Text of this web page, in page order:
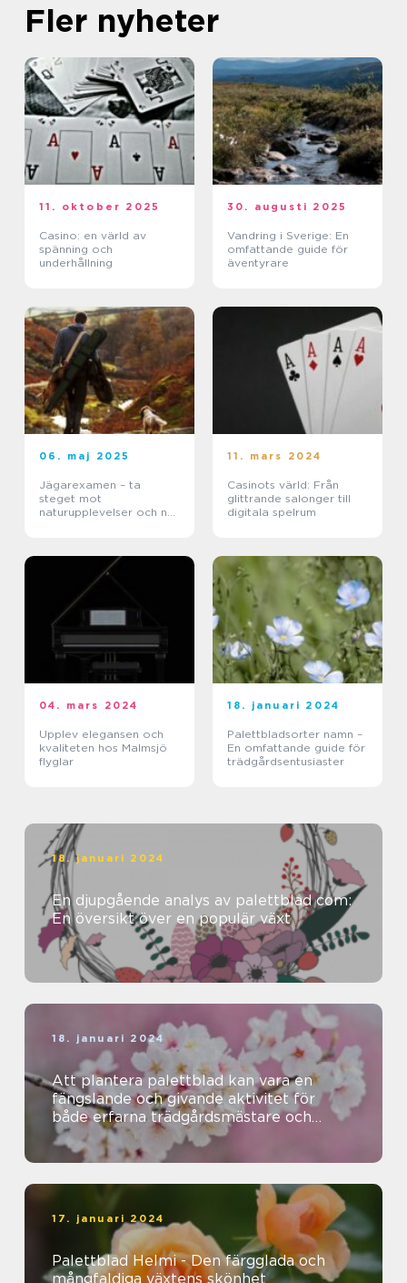
Fler nyheter
11. oktober 2025
Casino: en värld av
spänning och
underhållning
30. augusti 2025
Vandring i Sverige: En
omfattande guide för
äventyrare
06. maj 2025
Jägarexamen – ta
steget mot
naturupplevelser och ny
11. mars 2024
Casinots värld: Från
glittrande salonger till
digitala spelrum
04. mars 2024
Upplev elegansen och
kvaliteten hos Malmsjö
flyglar
18. januari 2024
Palettbladsorter namn –
En omfattande guide för
trädgårdsentusiaster
18. januari 2024
En djupgående analys av palettblad com:
En översikt över en populär växt
18. januari 2024
Att plantera palettblad kan vara en
fängslande och givande aktivitet för
både erfarna trädgårdsmästare och
nybörjare
17. januari 2024
Palettblad Helmi - Den färgglada och
mångfaldiga växtens skönhet